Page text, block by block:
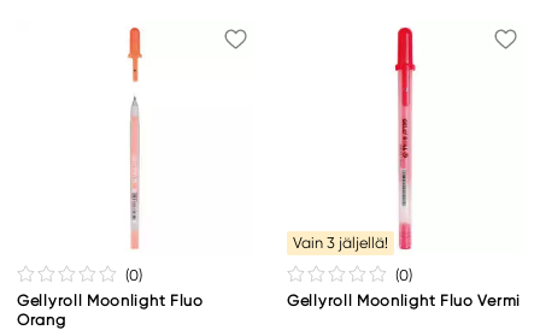
(0)
Gellyroll Moonlight Fluo
Orang
Vain 3 jäljellä!
(0)
Gellyroll Moonlight Fluo Vermi